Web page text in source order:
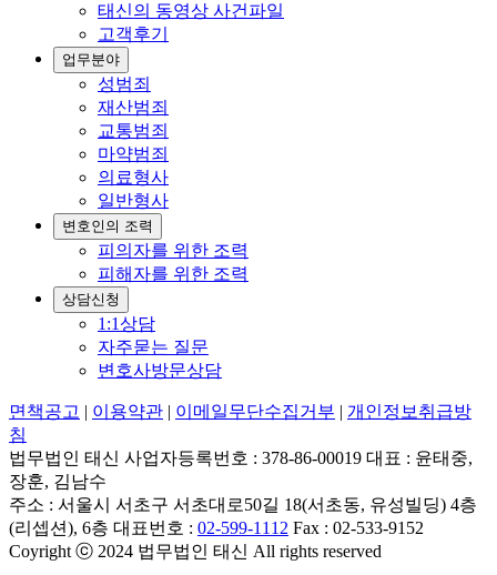
태신의 동영상 사건파일
고객후기
업무분야
성범죄
재산범죄
교통범죄
마약범죄
의료형사
일반형사
변호인의 조력
피의자를 위한 조력
피해자를 위한 조력
상담신청
1:1상담
자주묻는 질문
변호사방문상담
면책공고 | 이용약관 | 이메일무단수집거부 | 개인정보취급방
침
법무법인 태신 사업자등록번호 : 378-86-00019 대표 : 윤태중,
장훈, 김남수
주소 : 서울시 서초구 서초대로50길 18(서초동, 유성빌딩) 4층
(리셉션), 6층 대표번호 : 02-599-1112 Fax : 02-533-9152
Coyright ⓒ 2024 법무법인 태신 All rights reserved